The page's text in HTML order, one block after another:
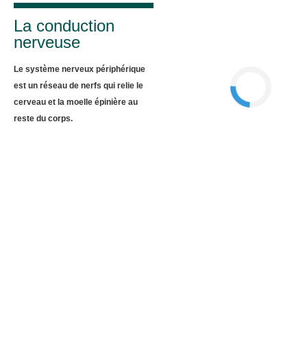
La conduction
nerveuse
Le système nerveux périphérique
est un réseau de nerfs qui relie le
cerveau et la moelle épinière au
reste du corps.